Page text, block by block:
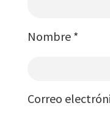
Nombre *
Correo